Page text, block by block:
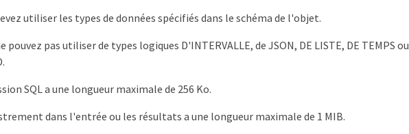
utiliser les types de données spécifiés dans le schéma de l'objet.
pouvez pas utiliser de types logiques D'INTERVALLE, de JSON, DE LISTE, DE TEMPS ou
SQL a une longueur maximale de 256 Ko.
dans l'entrée ou les résultats a une longueur maximale de 1 MIB.